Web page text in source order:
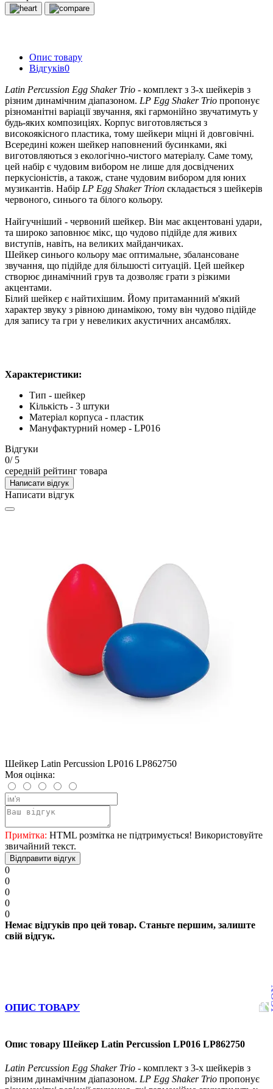
Опис товару
Відгуків0
Latin Percussion Egg Shaker Trio - комплект з 3-х шейкерів з
різним динамічним діапазоном. LP Egg Shaker Trio пропонує
різноманітні варіації звучання, які гармонійно звучатимуть у
будь-яких композиціях. Корпус виготовляється з
високоякісного пластика, тому шейкери міцні й довговічні.
Всередині кожен шейкер наповнений бусинками, які
виготовляються з екологічно-чистого матеріалу. Саме тому,
цей набір є чудовим вибором не лише для досвідчених
перкусіоністів, а також, стане чудовим вибором для юних
музикантів. Набір LP Egg Shaker Trion складається з шейкерів
червоного, синього та білого кольору.
Найгучніший - червоний шейкер. Він має акцентовані удари,
та широко заповнює мікс, що чудово підійде для живих
виступів, навіть, на великих майданчиках.
Шейкер синього кольору має оптимальне, збалансоване
звучання, що підійде для більшості ситуацій. Цей шейкер
створює динамічний грув та дозволяє грати з різкими
акцентами.
Білий шейкер є найтихішим. Йому притаманний м'який
характер звуку з рівною динамікою, тому він чудово підійде
для запису та гри у невеликих акустичних ансамблях.
Характеристики:
Тип - шейкер
Кількість - 3 штуки
Матеріал корпуса - пластик
Мануфактурний номер - LP016
Відгуки
0/ 5
середній рейтинг товара
Написати відгук
Написати відгук
Шейкер Latin Percussion LP016 LP862750
Моя оцінка:
Примітка: HTML розмітка не підтримується! Використовуйте
звичайний текст.
Відправити відгук
0
0
0
0
0
Немає відгуків про цей товар. Станьте першим, залиште
свій відгук.
ОПИС ТОВАРУ
Опис товару Шейкер Latin Percussion LP016 LP862750
Latin Percussion Egg Shaker Trio - комплект з 3-х шейкерів з
різним динамічним діапазоном. LP Egg Shaker Trio пропонує